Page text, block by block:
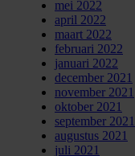
mei 2022
april 2022
maart 2022
februari 2022
januari 2022
december 2021
november 2021
oktober 2021
september 2021
augustus 2021
juli 2021